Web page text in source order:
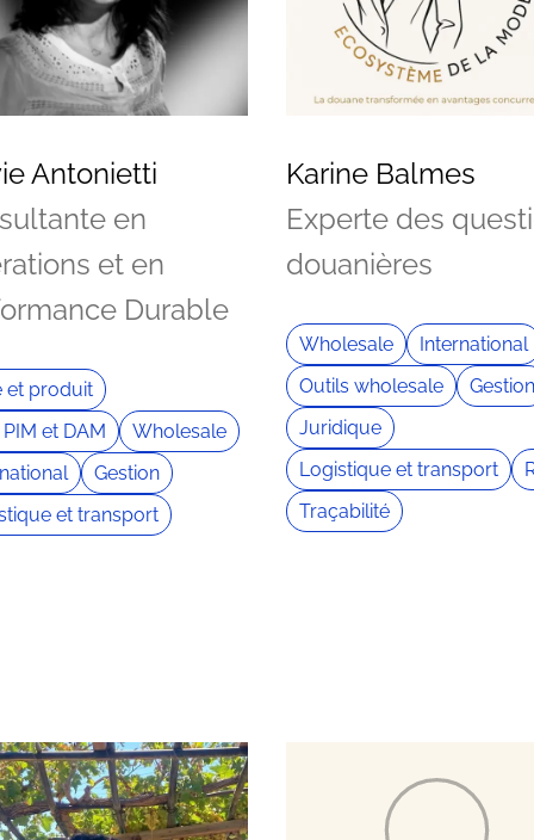
Antonietti
en
et en
Durable
et produit
PIM et DAM
Wholesale
Gestion
et transport
Karine Balmes
Experte des
douanières
Wholesale
International
Outils wholesale
Gestion
Juridique
Logistique et transport
Traçabilité